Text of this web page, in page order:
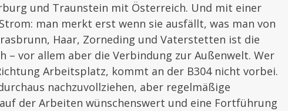
und Traunstein mit Österreich. Und mit einer
man merkt erst wenn sie ausfällt, was man von
Haar, Zorneding und Vaterstetten ist die
– vor allem aber die Verbindung zur Außenwelt. Wer
Arbeitsplatz, kommt an der B304 nicht vorbei.
nachzuvollziehen, aber regelmäßige
der Arbeiten wünschenswert und eine Fortführung